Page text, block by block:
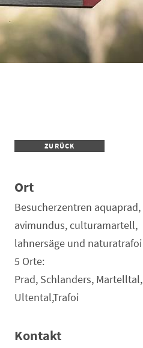
ZURÜCK
Ort
Besucherzentren aquaprad,
avimundus, culturamartell,
lahnersäge und naturatrafoi
5 Orte:
Prad, Schlanders, Martelltal,
Ultental,Trafoi
Kontakt